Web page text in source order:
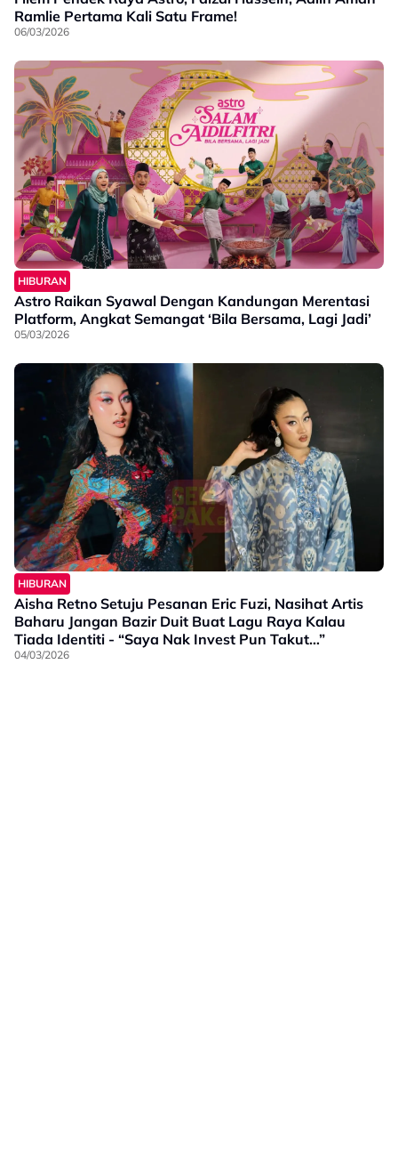
Ramlie Pertama Kali Satu Frame!
06/03/2026
HIBURAN
Astro Raikan Syawal Dengan Kandungan Merentasi
Platform, Angkat Semangat ‘Bila Bersama, Lagi Jadi’
05/03/2026
HIBURAN
Aisha Retno Setuju Pesanan Eric Fuzi, Nasihat Artis
Baharu Jangan Bazir Duit Buat Lagu Raya Kalau
Tiada Identiti - “Saya Nak Invest Pun Takut…”
04/03/2026